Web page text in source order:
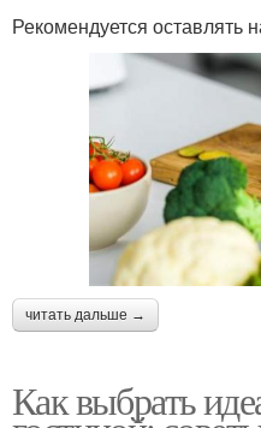
Рекомендуется оставлять
читать дальше →
Как выбрать